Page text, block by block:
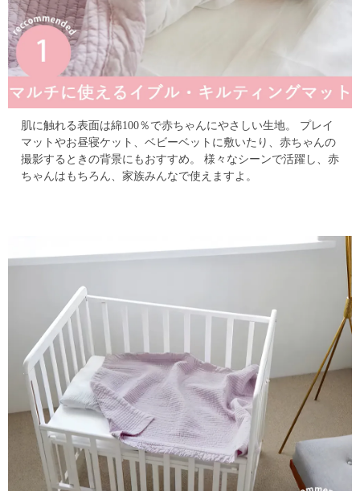
肌に触れる表面は綿100％で赤ちゃんにやさしい生地。
プレイ
マットやお昼寝ケット、ベビーベットに敷いたり、赤ちゃんの
撮影するときの背景にもおすすめ。
様々なシーンで活躍し、赤
ちゃんはもちろん、家族みんなで使えますよ。